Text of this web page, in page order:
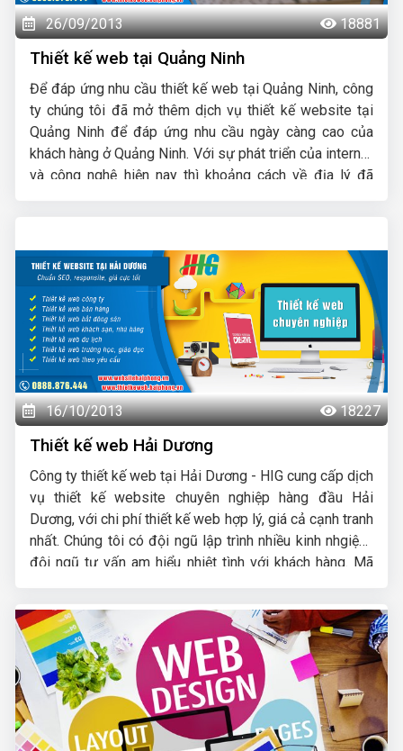
26/09/2013 18881
Thiết kế web tại Quảng Ninh
Để đáp ứng nhu cầu thiết kế web tại Quảng Ninh, công
ty chúng tôi đã mở thêm dịch vụ thiết kế website tại
Quảng Ninh để đáp ứng nhu cầu ngày càng cao của
khách hàng ở Quảng Ninh. Với sự phát triển của internet
và công nghệ hiện nay thì khoảng cách về địa lý đã
16/10/2013 18227
Thiết kế web Hải Dương
Công ty thiết kế web tại Hải Dương - HIG cung cấp dịch
vụ thiết kế website chuyên nghiệp hàng đầu Hải
Dương, với chi phí thiết kế web hợp lý, giá cả cạnh tranh
nhất. Chúng tôi có đội ngũ lập trình nhiều kinh nhgiệm,
đội ngũ tư vấn am hiểu nhiệt tình với khách hàng. Mã
triển có độ bảo mật cao, dễ dàng sử dụng đối với cả
những khách hàng không am hiểu nhiều về máy tính. Sau
khi thiết kế web xong chúng tôi sẽ hỗ trợ hướng dẫn
khách hàng quản trị, khai thác web đến khi thành thạo
thì thôi, website cũng được chúng tôi bảo hành vĩnh
viễn cho quý khách.